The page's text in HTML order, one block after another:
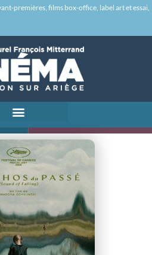
premières, films box-office, label art et essai,